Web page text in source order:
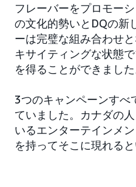
フレーバーをプロモー
の文化的勢いとDQの新
ーは完璧な組み合わせ
キサイティングな状態
を得ることができました
3つのキャンペーンすべ
ていました。カナダの
いるエンターテインメ
を持ってそこに現れると